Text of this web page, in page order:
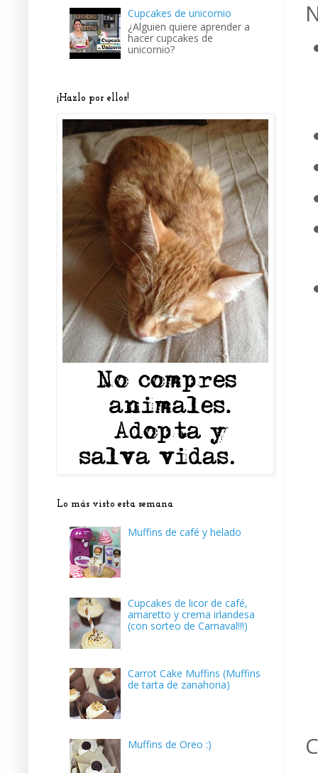
Cupcakes de unicornio
¿Alguien quiere aprender a
hacer cupcakes de
unicornio?
¡Hazlo por ellos!
Lo más visto esta semana
Muffins de café y helado
Cupcakes de licor de café,
amaretto y crema irlandesa
(con sorteo de Carnaval!!!)
Carrot Cake Muffins (Muffins
de tarta de zanahoria)
Muffins de Oreo :)